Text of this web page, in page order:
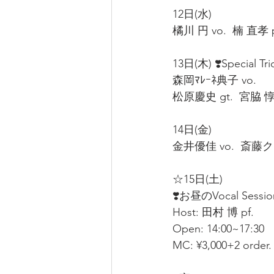
12日(水)
橘川 円 vo.  楠 直孝
13日(木) ❣️Special
森岡ﾏﾚｰﾈ典子 vo.
松原慶史 gt.  宮脇
14日(金)
金井優佳 vo.  斎藤
☆15日(土)
❣️お昼のVocal
Host: 田村 博 pf.
Open: 14:00~17:30
MC: ¥3,000+2 order.